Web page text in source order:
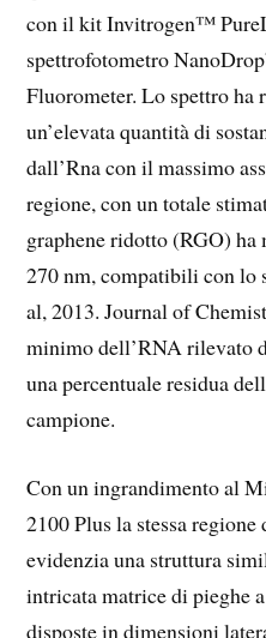
con il kit Invitrogen™
spettrofotometro
Fluorometer. Lo spettro ha
un’elevata quantità di
dall’Rna con il massimo
regione, con un totale
graphene ridotto (RGO)
270 nm, compatibili con lo
al, 2013. Journal of
minimo dell’RNA rilevato
una percentuale residua
campione.
Con un ingrandimento al
2100 Plus la stessa
evidenzia una struttura
intricata matrice di pieghe
disposte in dimensioni